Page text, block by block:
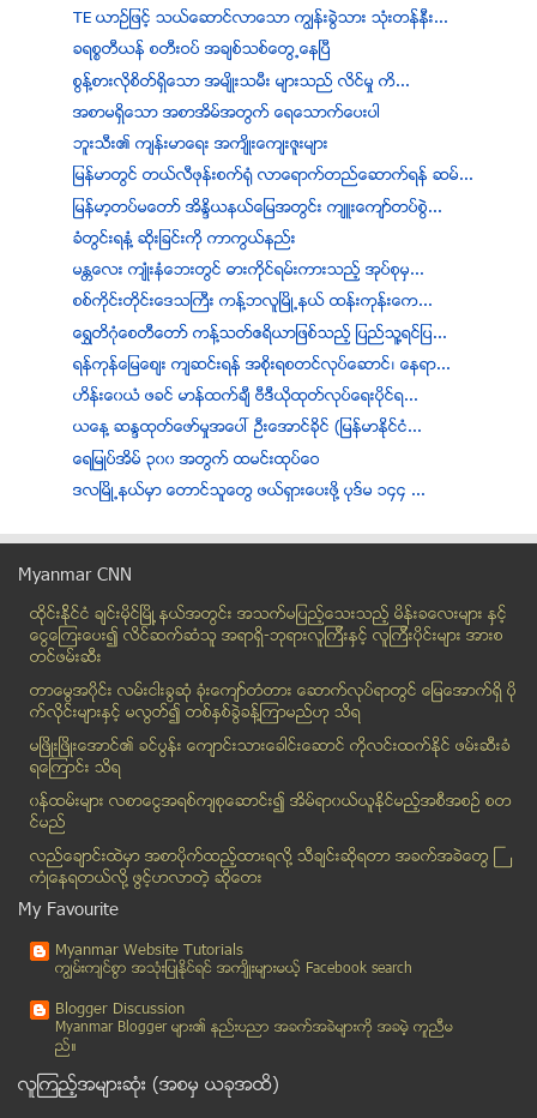
TE ယာဥ္ျဖင့္ သယ္ေဆာင္လာေသာ ကြၽန္းခြဲသား သုံးတန္နီး...
ခရစၥတီယန္ စတီးဝပ္ အခ်စ္သစ္ေတြ႕ေနၿပီ
စြန္႔စားလိုစိတ္ရွိေသာ အမ်ိဳးသမီး မ်ားသည္ လိင္မႈ ကိ...
အစာမရွိေသာ အစာအိမ္အတြက္ ေရေသာက္ေပးပါ
ဘူးသီး၏ က်န္းမာေရး အက်ိဳးေက်းဇူးမ်ား
ျမန္မာတြင္ တယ္လီဖုန္းစက္႐ုံ လာေရာက္တည္ေဆာက္ရန္ ဆမ္...
ျမန္မာ့တပ္မေတာ္ အိႏၵိယနယ္ေျမအတြင္း က်ဴးေက်ာ္တပ္စြဲ...
ခံတြင္းရနံ႔ ဆိုးျခင္းကို ကာကြယ္နည္း
မႏၲေလး က်ဳံးနံေဘးတြင္ ဓားကုိင္ရမ္းကားသည့္ အုပ္စုမွ...
စစ္ကိုင္းတိုင္းေဒသႀကီး ကန္႔ဘလူၿမိဳ႕နယ္ ထန္းကုန္းေက...
ေရႊတိဂံုေစတီေတာ္ ကန္႔သတ္ဧရိယာျဖစ္သည့္ ျပည္သူ႔ရင္ျပ...
ရန္ကုန္ေျမေစ်း က်ဆင္းရန္ အစိုးရစတင္လုပ္ေဆာင္၊ ေနရာ...
ဟိန္းေ၀ယံ ဖခင္ မာန္ထက္ခ်ီ ဗီဒီယိုထုတ္လုပ္ေရးပိုင္ရ...
ယေန႔ ဆႏၵထုတ္ေဖာ္မႈအေပၚ ဦးေအာင္ခိုင္ (ျမန္မာႏုိင္ငံ...
ေရျမဳပ္အိမ္ ၃၀၀ အတြက္ ထမင္းထုပ္ေဝ
ဒလၿမိဳ႕နယ္မွာ ေတာင္သူေတြ ဖယ္ရွားေပးဖုိ႔ ပုဒ္မ ၁၄၄ ...
3D စကန္နာ ထြက္ျပီ
လူမင္းကုိ ဆႏၵျပၿပီ
စစ္ေတြမွာ မြတ္စလင္ဒုကၡသည္ ႏွစ္ရာေက်ာ္ကုိ ေနရာျပန္လ...
Facebook ေၾကာင့္ အလုပ္ မပ်က္ခ်င္ဘူးဆုိရင္
Aug 24( 18 )
Aug 23( 34 )
Aug 22
( 42 )
Aug 21
Aug 20( 30 )
Aug 19( 29 )
Aug 18( 16 )
Aug 17( 25 )
Aug 16( 35 )
Aug 15 ( 28 )
Aug 14( 27 )
Aug 13
Aug 12 ( 35 )
Myanmar CNN
ထိုင္းနို္င္ငံ ခ်င္းမိုင္ျမိဳ ့နယ္အတြင္း အသက္မျပည့္ေသးသည့္ မိန္းခေလးမ်ား နွင့္
ေငြေၾကးေပး၍ လိင္ဆက္ဆံသူ အရာရွိ-ဘုရားလူၾကီးနွင့္ လူၾကီးပိုင္းမ်ား အားစ
တင္ဖမ္းဆီး
တာေမြအ၀ိုင္း လမ္းငါးခြဆံု ခံုးေက်ာ္တံတား ေဆာက္လုပ္ရာတြင္ ေျမေအာက္ရွိ ပို
က္လိုင္းမ်ားႏွင့္ မလြတ္၍ တစ္ႏွစ္ခြဲခန္႔ၾကာမည္ဟု သိရ
မၿဖိဳးၿဖိဳးေအာင္၏ ခင္ပြန္း ေက်ာင္းသားေခါင္းေဆာင္ ကိုလင္းထက္ႏိုင္ ဖမ္းဆီးခံ
ရေၾကာင္း သိရ
၀န္ထမ္းမ်ား လစာေငြအရစ္က်စုေဆာင္း၍ အိမ္ရာ၀ယ္ယူႏုိင္မည့္အစီအစဥ္ စတ
င္မည္
လည္ေခ်ာင္းထဲမွာ အစာပိုက္ထည့္ထားရလုိ႔ သီခ်င္းဆုိရတာ အခက္အခဲေတြ ႀ
ကံဳေနရတယ္လို႔ ဖြင့္ဟလာတဲ့ ဆုိေတး
My Favourite
Myanmar Website Tutorials
ကၽြမ္းက်င္စြာ အသုံးျပဳႏုိင္ရင္ အက်ိဳးမ်ားမယ့္ Facebook search
Blogger Discussion
Myanmar Blogger မ်ား၏ နည္းပညာ အခက္အခဲမ်ားကုိ အခမဲ့ ကူညီမ
ည္။
လူၾကည့္အမ်ားဆုံး (အစမွ ယခုအထိ)